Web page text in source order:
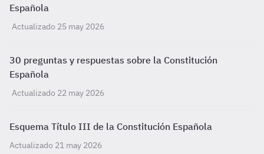
Española
Actualizado 25 may 2026
30 preguntas y respuestas sobre la Constitución
Española
Actualizado 22 may 2026
Esquema Título III de la Constitución Española
Actualizado 21 may 2026